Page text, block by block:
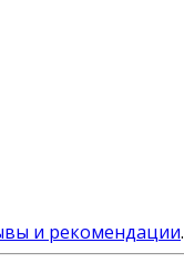
и рекомендации.